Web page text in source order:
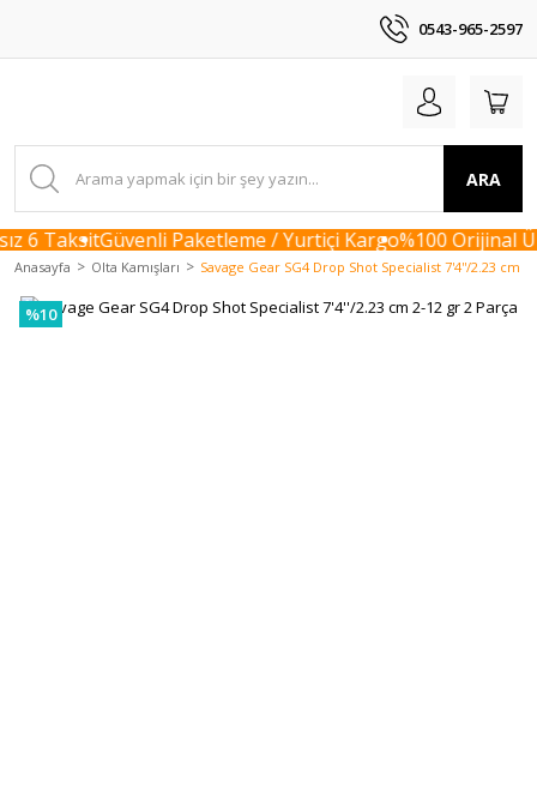
0543-965-2597
ARA
6 TaksitGüvenli Paketleme / Yurtiçi Kargo%100 Orijinal
Anasayfa Olta Kamışları Savage Gear SG4 Drop Shot Specialist 7'4''/2.23 cm
%10